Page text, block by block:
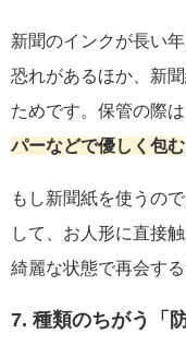
新聞のインクが長い
恐れがあるほか、新
ためです。保管の際は
パーなどで優しく包む
もし新聞紙を使うの
して、お人形に直接
綺麗な状態で再会する
7. 種類のちがう「